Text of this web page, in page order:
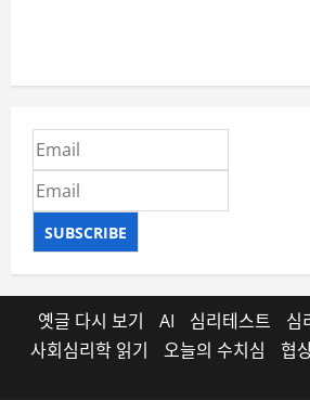
SUBSCRIBE
옛글 다시 보기 AI 심리테스트
심
사회심리학 읽기
오늘의 수치심 협